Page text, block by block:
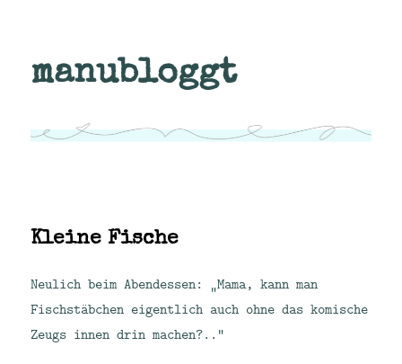
manubloggt
Kleine Fische
Neulich beim Abendessen: „Mama, kann man
Fischstäbchen eigentlich auch ohne das komische
Zeugs innen drin machen?..“